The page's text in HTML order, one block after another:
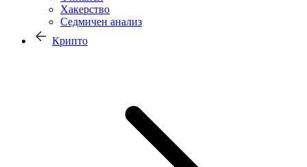
Хакерство
Седмичен анализ
Крипто